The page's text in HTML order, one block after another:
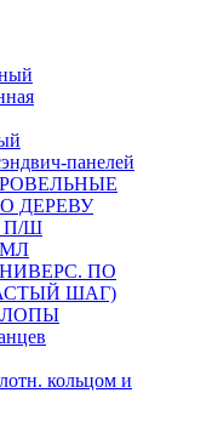
панелей
ДЕРЕВУ
П/Ш
ПО
ШАГ)
кольцом и